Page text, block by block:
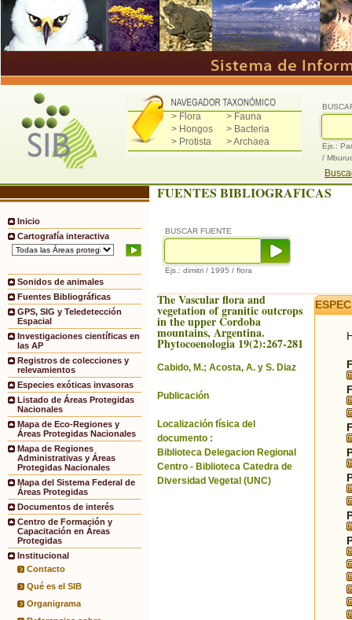
> Flora
> Fauna
> Hongos
> Bacteria
> Protista
> Archaea
Ejs.:
/
Inicio
Cartografía interactiva
Sonidos de animales
Fuentes Bibliográficas
GPS, SIG y Teledetección
Espacial
Investigaciones científicas en
las AP
Registros de colecciones y
relevamientos
Especies exóticas invasoras
Listado de Áreas Protegidas
Nacionales
Mapa de Eco-Regiones y
Áreas Protegidas Nacionales
Mapa de Regiones
Administrativas y Áreas
Protegidas Nacionales
Mapa del Sistema Federal de
Áreas Protegidas
Documentos de interés
Centro de Formación y
Capacitación en Áreas
Protegidas
Institucional
Contacto
Qué es el SIB
Organigrama
FUENTES BIBLIOGRAFICAS
BUSCAR FUENTE
Ejs.: dimitri / 1995 / flora
The Vascular flora and
vegetation of granitic outcrops
in the upper Cordoba
mountains, Argentina.
Phytocoenologia 19(2):267-281
Cabido, M.; Acosta, A. y S. Diaz
Publicación
Localización física del
documento :
Biblioteca Delegacion Regional
Centro - Biblioteca Catedra de
Diversidad Vegetal (UNC)